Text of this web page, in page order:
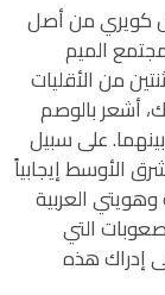
كويري من أصل
الميم
من الأقليات
أشعر بالوصم
على سبيل
الأوسط إيجابياً
العربية
التي
إدراك هذه